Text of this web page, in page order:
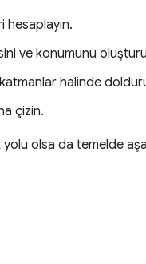
ve konumunu
halinde
çizin.
yolu olsa da temelde